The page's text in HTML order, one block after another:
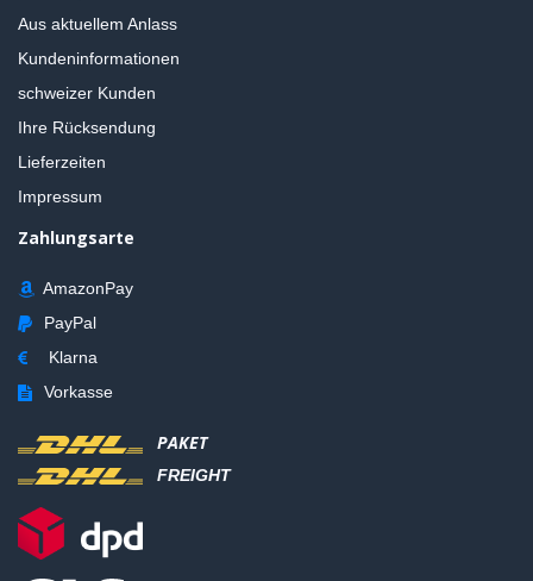
Aus aktuellem Anlass
Kundeninformationen
schweizer Kunden
Ihre Rücksendung
Lieferzeiten
Impressum
Zahlungsarte
AmazonPay
PayPal
Klarna
Vorkasse
PAKET
FREIGHT